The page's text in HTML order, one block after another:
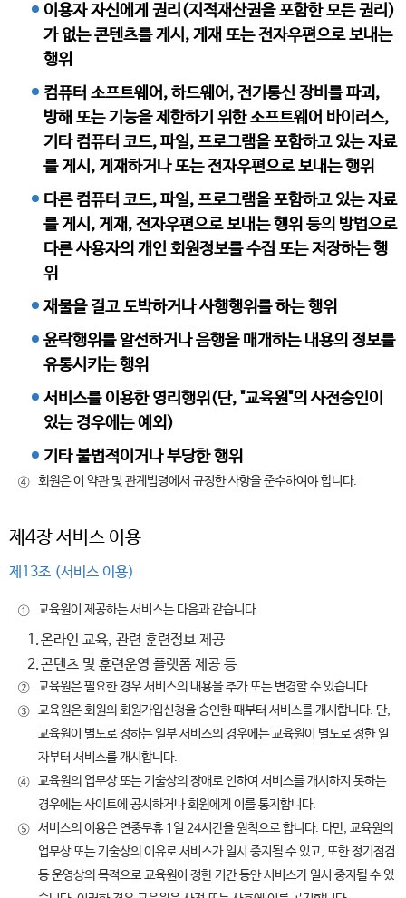
이용자 자신에게 권리(지적재산권을 포함한 모든 권리)
가 없는 콘텐츠를 게시, 게재 또는 전자우편으로 보내는
행위
컴퓨터 소프트웨어, 하드웨어, 전기통신 장비를 파괴,
방해 또는 기능을 제한하기 위한 소프트웨어 바이러스,
기타 컴퓨터 코드, 파일, 프로그램을 포함하고 있는 자료
를 게시, 게재하거나 또는 전자우편으로 보내는 행위
다른 컴퓨터 코드, 파일, 프로그램을 포함하고 있는 자료
를 게시, 게재, 전자우편으로 보내는 행위 등의 방법으로
다른 사용자의 개인 회원정보를 수집 또는 저장하는 행
위
재물을 걸고 도박하거나 사행행위를 하는 행위
윤락행위를 알선하거나 음행을 매개하는 내용의 정보를
유통시키는 행위
서비스를 이용한 영리행위(단, "교육원"의 사전승인이
있는 경우에는 예외)
기타 불법적이거나 부당한 행위
④ 회원은 이 약관 및 관계법령에서 규정한 사항을 준수하여야 합니다.
제4장 서비스 이용
제13조 (서비스 이용)
① 교육원이 제공하는 서비스는 다음과 같습니다.
1.온라인 교육, 관련 훈련정보 제공
2.콘텐츠 및 훈련운영 플랫폼 제공 등
②
교육원은 필요한 경우 서비스의 내용을 추가 또는 변경할 수 있습니다.
③
교육원은 회원의 회원가입신청을 승인한 때부터 서비스를 개시합니다. 단,
교육원이 별도로 정하는 일부 서비스의 경우에는 교육원이 별도로 정한 일
자부터 서비스를 개시합니다.
④
교육원의 업무상 또는 기술상의 장애로 인하여 서비스를 개시하지 못하는
경우에는 사이트에 공시하거나 회원에게 이를 통지합니다.
⑤
서비스의 이용은 연중무휴 1일 24시간을 원칙으로 합니다. 다만, 교육원의
업무상 또는 기술상의 이유로 서비스가 일시 중지될 수 있고, 또한 정기점검
등 운영상의 목적으로 교육원이 정한 기간 동안 서비스가 일시 중지될 수 있